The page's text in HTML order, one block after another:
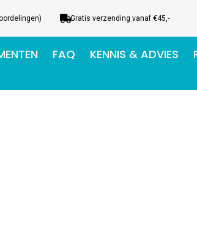
Gratis verzending vanaf €45,-
FAQ KENNIS & ADVIES